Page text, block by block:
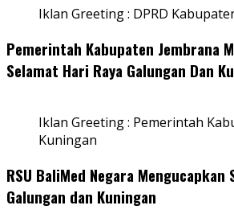
Iklan Greeting : DPRD
Pemerintah Kabupaten Jembrana
Selamat Hari Raya Galungan Dan
Iklan Greeting : Pemerintah
Kuningan
RSU BaliMed Negara Mengucapkan
Galungan dan Kuningan